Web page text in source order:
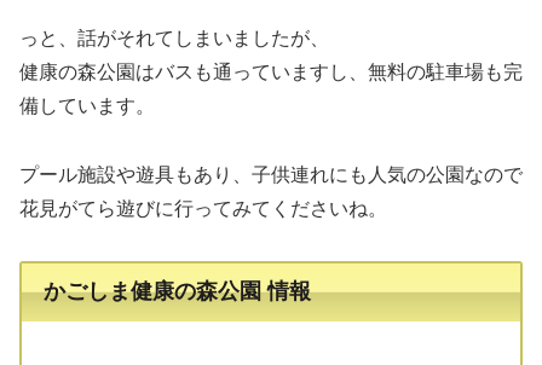
っと、話がそれてしまいましたが、
健康の森公園はバスも通っていますし、無料の駐車場も完
備しています。
プール施設や遊具もあり、子供連れにも人気の公園なので
花見がてら遊びに行ってみてくださいね。
かごしま健康の森公園 情報